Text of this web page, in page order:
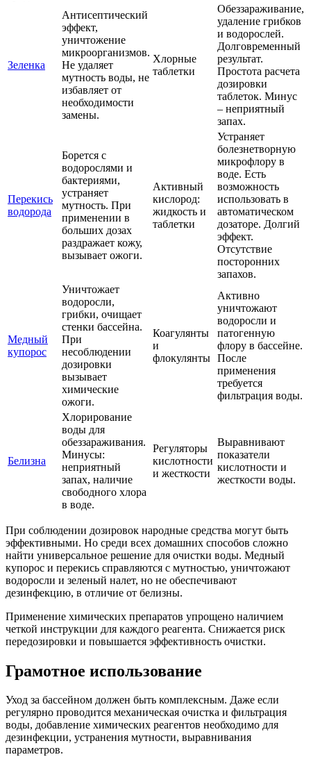
Зеленка
Антисептический
эффект,
уничтожение
микроорганизмов.
Не удаляет
мутность воды, не
избавляет от
необходимости
замены.
Хлорные
таблетки
Обеззараживание,
удаление грибков
и водорослей.
Долговременный
результат.
Простота расчета
дозировки
таблеток. Минус
– неприятный
запах.
Перекись
водорода
Борется с
водорослями и
бактериями,
устраняет
мутность. При
применении в
больших дозах
раздражает кожу,
вызывает ожоги.
Активный
кислород:
жидкость и
таблетки
Устраняет
болезнетворную
микрофлору в
воде. Есть
возможность
использовать в
автоматическом
дозаторе. Долгий
эффект.
Отсутствие
посторонних
запахов.
Медный
купорос
Уничтожает
водоросли,
грибки, очищает
стенки бассейна.
При
несоблюдении
дозировки
вызывает
химические
ожоги.
Коагулянты
и
флокулянты
Активно
уничтожают
водоросли и
патогенную
флору в бассейне.
После
применения
требуется
фильтрация воды.
Белизна
Хлорирование
воды для
обеззараживания.
Минусы:
неприятный
запах, наличие
свободного хлора
в воде.
Регуляторы
кислотности
и жесткости
Выравнивают
показатели
кислотности и
жесткости воды.
При соблюдении дозировок народные средства могут быть
эффективными. Но среди всех домашних способов сложно
найти универсальное решение для очистки воды. Медный
купорос и перекись справляются с мутностью, уничтожают
водоросли и зеленый налет, но не обеспечивают
дезинфекцию, в отличие от белизны.
Применение химических препаратов упрощено наличием
четкой инструкции для каждого реагента. Снижается риск
передозировки и повышается эффективность очистки.
Грамотное использование
Уход за бассейном должен быть комплексным. Даже если
регулярно проводится механическая очистка и фильтрация
воды, добавление химических реагентов необходимо для
дезинфекции, устранения мутности, выравнивания
параметров.